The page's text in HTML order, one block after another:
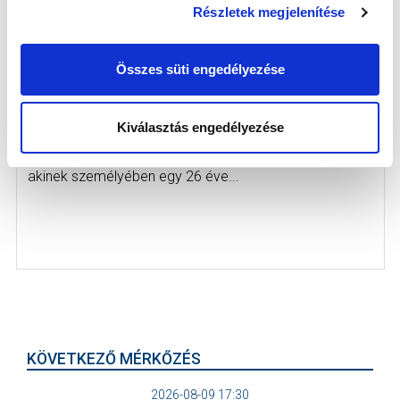
Részletek megjelenítése
Összes süti engedélyezése
Kiválasztás engedélyezése
SZUHODOVSZKI A LEGÚJABB
Klubunk megvásárolta Szuhodovszki Soma játékjogát,
akinek személyében egy 26 éve...
KÖVETKEZŐ MÉRKŐZÉS
2026-08-09 17:30